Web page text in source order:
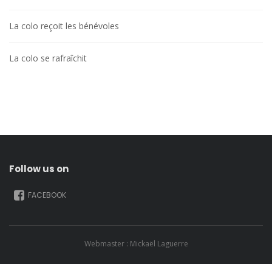
La colo reçoit les bénévoles
La colo se rafraîchit
Follow us on
FACEBOOK
Webmaster : Mickaël Laguerre